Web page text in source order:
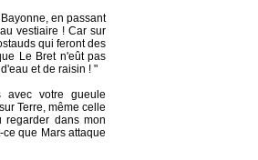
en passant
vestiaire ! Car sur
qui feront des
Le Bret n'eût pas
et de raisin ! "
avec votre gueule
Terre, même celle
dans mon
que Mars attaque